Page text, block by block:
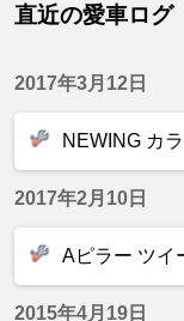
直近の愛車ログ
2017年3月12日
NEWING カ
2017年2月10日
Aピラー ツイ
2015年4月19日